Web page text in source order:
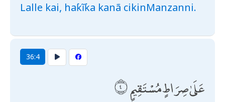
Lalle kai, haƙĩƙa kanã cikinManzanni.
36:4
عَلَىٰ صِرَاطٍ مُسْتَقِيمٍ